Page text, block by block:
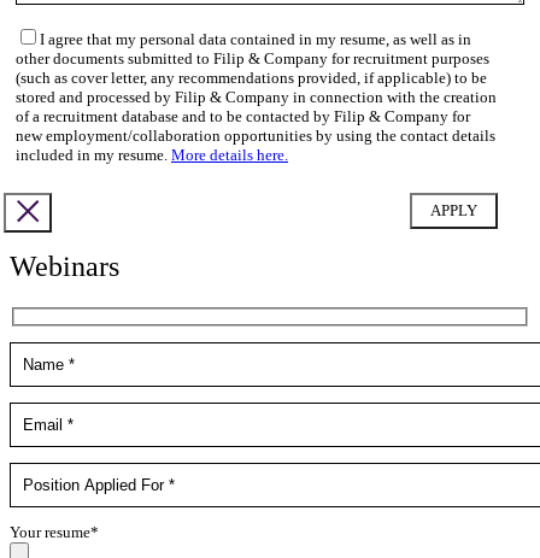
I agree that my personal data contained in my resume, as well as in
other documents submitted to Filip & Company for recruitment purposes
(such as cover letter, any recommendations provided, if applicable) to be
stored and processed by Filip & Company in connection with the creation
of a recruitment database and to be contacted by Filip & Company for
new employment/collaboration opportunities by using the contact details
included in my resume. More details here.
Webinars
Your resume*